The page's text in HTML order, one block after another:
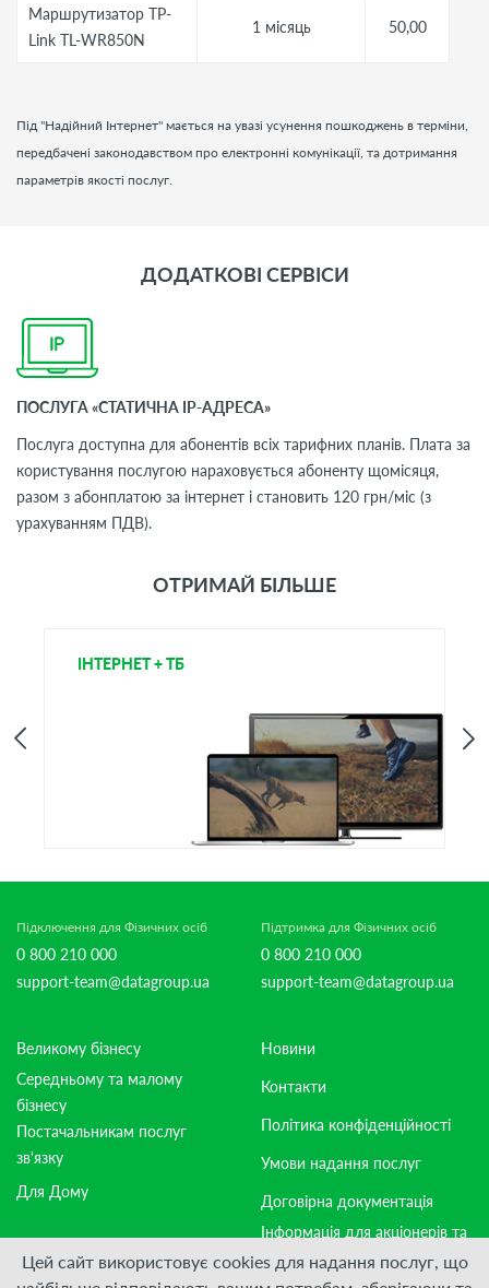
Маршрутизатор TP-
Link TL-WR850N
1 місяць 50,00
Під "Надійний Інтернет" мається на увазі усунення пошкоджень в терміни,
передбачені законодавством про електронні комунікації, та дотримання
параметрів якості послуг.
ДОДАТКОВІ СЕРВІСИ
ПОСЛУГА «СТАТИЧНА IP-АДРЕСА»
Послуга доступна для абонентів всіх тарифних планів. Плата за
користування послугою нараховується абоненту щомісяця,
разом з абонплатою за інтернет і становить 120 грн/міс (з
урахуванням ПДВ).
ОТРИМАЙ БІЛЬШЕ
ІНТЕРНЕТ + ТБ
Підключення для Фізичних осіб
0 800 210 000
support-team@datagroup.ua
Підтримка для Фізичних осіб
0 800 210 000
support-team@datagroup.ua
Великому бізнесу
Середньому та малому
бізнесу
Постачальникам послуг
зв'язку
Для Дому
Новини
Контакти
Політика конфіденційності
Умови надання послуг
Договірна документація
Інформація для акціонерів та
стейкхолдерів
Цей сайт використовує cookies для надання послуг, що